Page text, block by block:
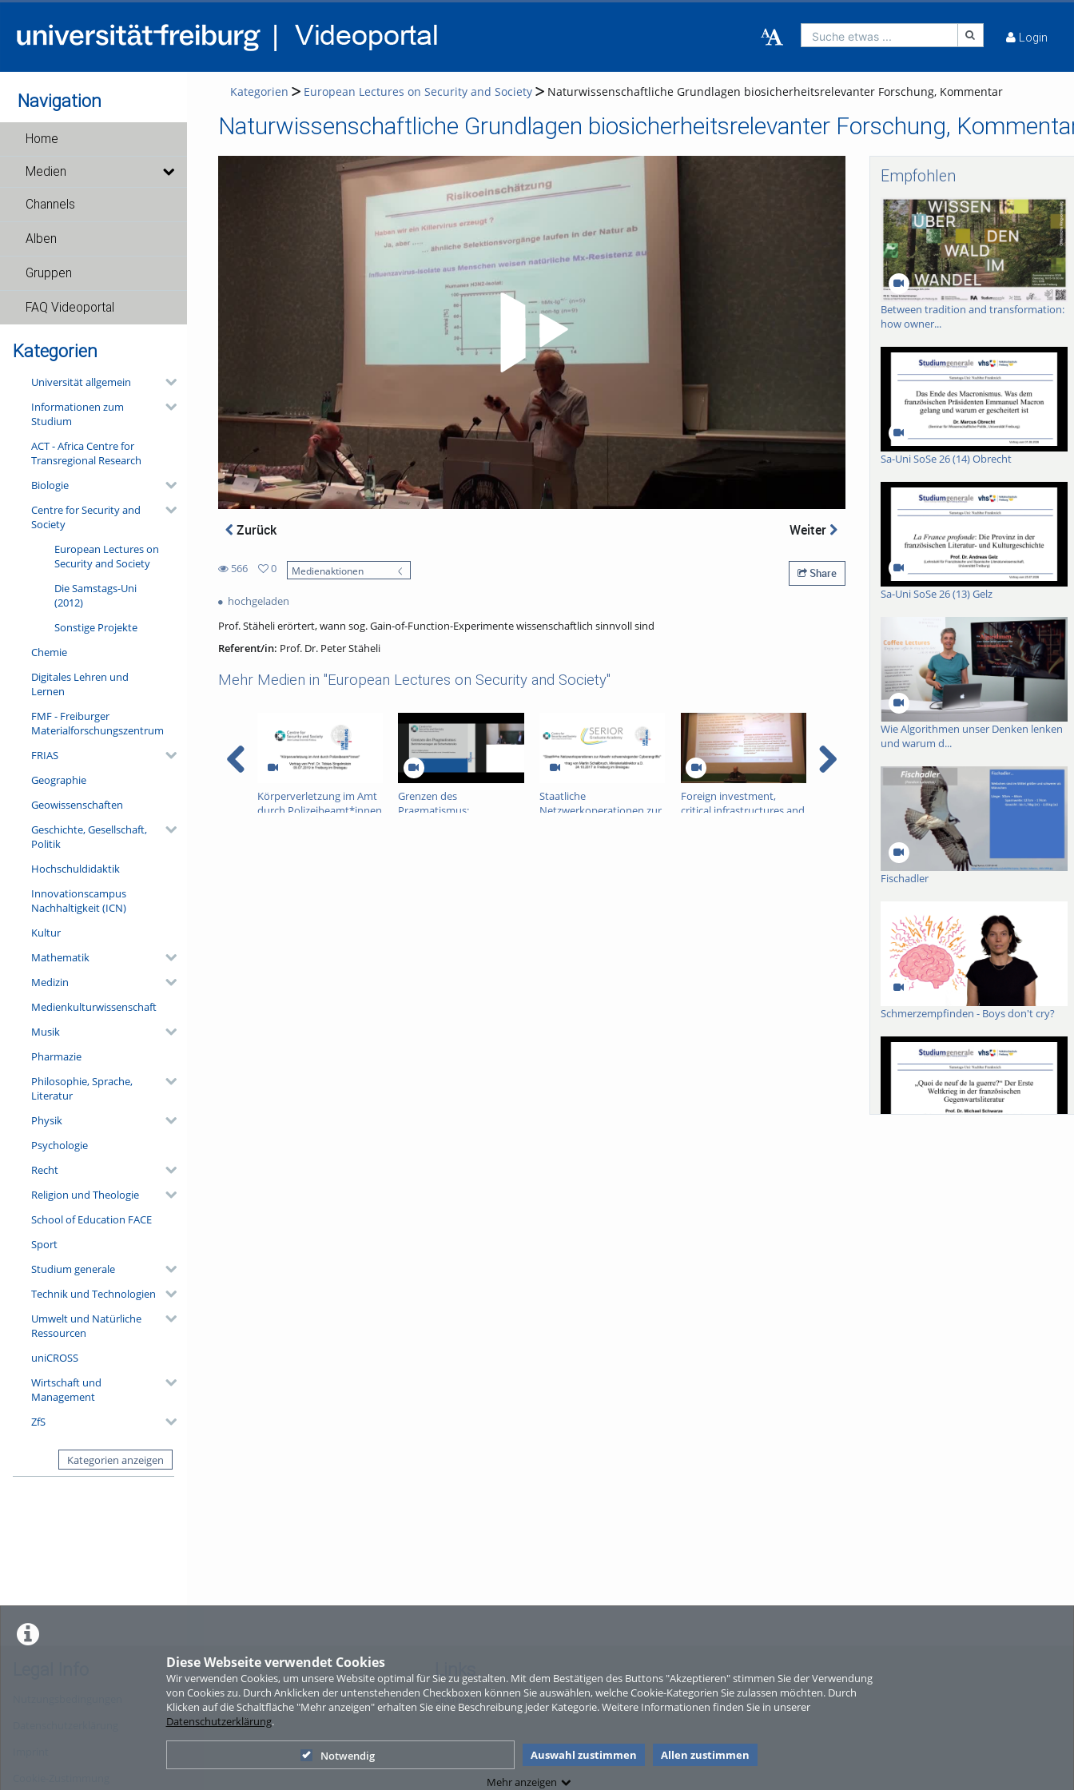
Diese Webseite verwendet Cookies
Wir verwenden Cookies, um unsere Website optimal für Sie zu gestalten. Mit dem Bestätigen des Buttons "Akzeptieren" stimmen Sie der Verwendung
von Cookies zu. Durch Anklicken der untenstehenden Checkboxen können Sie auswählen, welche Cookie-Kategorien Sie zulassen möchten. Durch
Klicken auf die Schaltfläche "Mehr anzeigen" erhalten Sie eine Beschreibung jeder Kategorie. Weitere Informationen finden Sie in unserer
Datenschutzerklärung.
Notwendig Auswahl zustimmen
Allen zustimmen
Mehr anzeigen
Suche etwas ... Login
Navigation
Home
Medien
Channels
Alben
Gruppen
FAQ Videoportal
Kategorien
Universität allgemein
Informationen zum
Studium
ACT - Africa Centre for
Transregional Research
Biologie
Centre for Security and
Society
European Lectures on
Security and Society
Die Samstags-Uni
(2012)
Sonstige Projekte
Chemie
Digitales Lehren und
Lernen
FMF - Freiburger
Materialforschungszentrum
FRIAS
Geographie
Geowissenschaften
Geschichte, Gesellschaft,
Politik
Hochschuldidaktik
Innovationscampus
Nachhaltigkeit (ICN)
Kultur
Mathematik
Medizin
Medienkulturwissenschaft
Musik
Pharmazie
Philosophie, Sprache,
Literatur
Physik
Psychologie
Recht
Religion und Theologie
School of Education FACE
Sport
Studium generale
Technik und Technologien
Umwelt und Natürliche
Ressourcen
uniCROSS
Wirtschaft und
Management
ZfS
Kategorien anzeigen
Kategorien European Lectures on Security and Society Naturwissenschaftliche Grundlagen biosicherheitsrelevanter Forschung, Kommentar
Naturwissenschaftliche Grundlagen biosicherheitsrelevanter Forschung,
Video abspielen
Zurück Weiter
566
views
0
favorites
Medienaktionen
Share
hochgeladen
Prof. Stäheli erörtert, wann sog. Gain-of-Function-Experimente wissenschaftlich sinnvoll sind
Referent/in: Prof. Dr. Peter Stäheli
Mehr Medien in "European Lectures on Security and Society"
Körperverletzung im Amt
durch Polizeibeamt*innen
Grenzen des
Pragmatismus:
Staatliche
Netzwerkoperationen zur
Foreign investment,
critical infrastructures and
Strafrechts – Wohin geht
der Weg der modernen
Kriminalpolitik?
Countering Jihadist
Terrorism: Threats and
Empfohlen
Between tradition and transformation:
how owner...
Sa-Uni SoSe 26 (14) Obrecht
Sa-Uni SoSe 26 (13) Gelz
Wie Algorithmen unser Denken lenken
und warum d...
Fischadler
Schmerzempfinden - Boys don't cry?
Links
Sitemap